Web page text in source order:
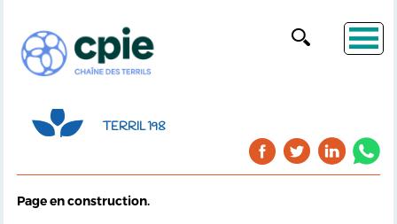
TERRIL 198
Page en construction.